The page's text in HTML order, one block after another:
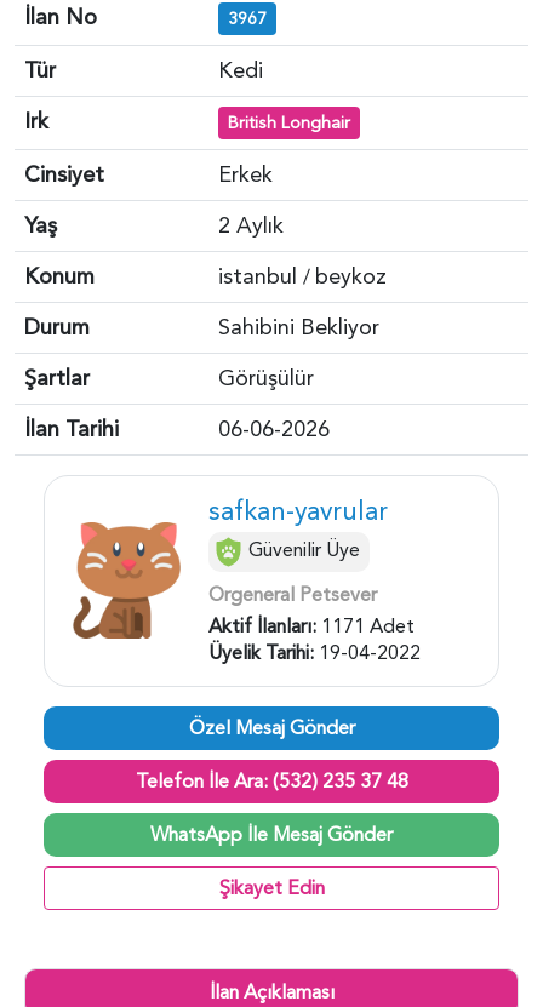
İlan No 3967
Tür
Kedi
Irk
British Longhair
Cinsiyet
Erkek
Yaş
2 Aylık
Konum
istanbul / beykoz
Durum
Sahibini Bekliyor
Şartlar
Görüşülür
İlan Tarihi
06-06-2026
safkan-yavrular
Güvenilir Üye
Orgeneral Petsever
Aktif İlanları: 1171 Adet
Üyelik Tarihi: 19-04-2022
Özel Mesaj Gönder
Telefon İle Ara: (532) 235 37 48
WhatsApp İle Mesaj Gönder
Şikayet Edin
İlan Açıklaması